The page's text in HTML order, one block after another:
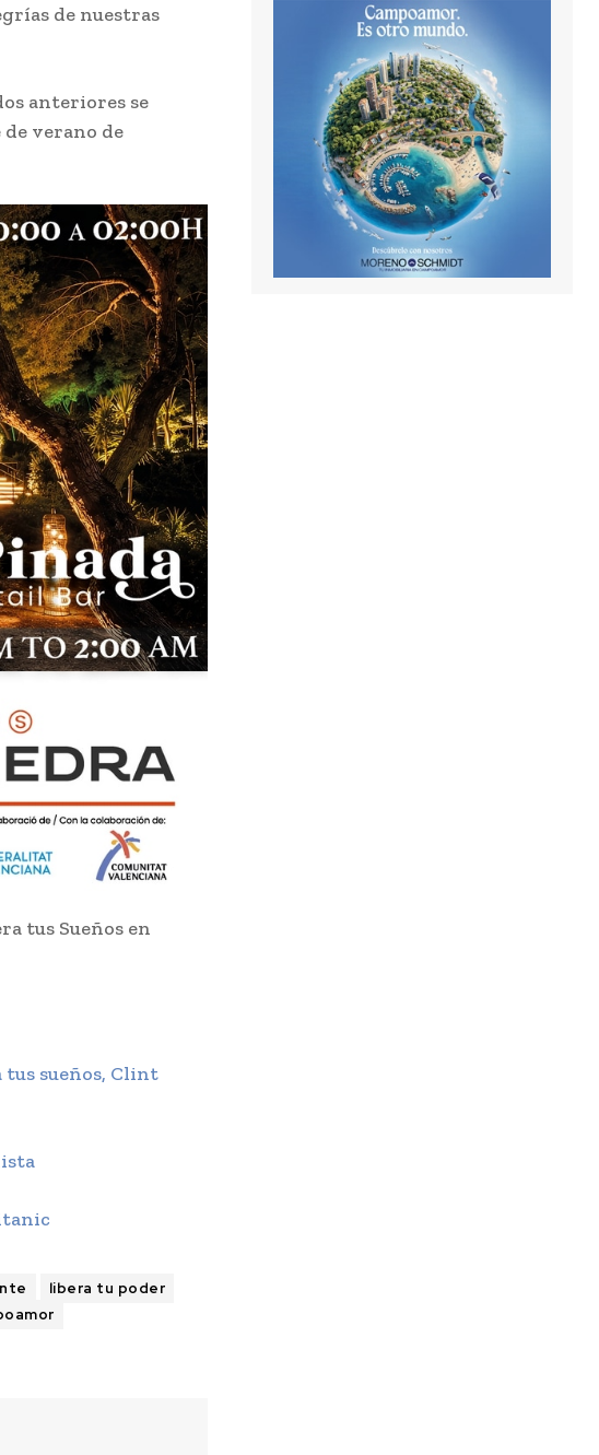
de nuestras
anteriores se
verano de
tus Sueños en
tus sueños, Clint
libera tu poder